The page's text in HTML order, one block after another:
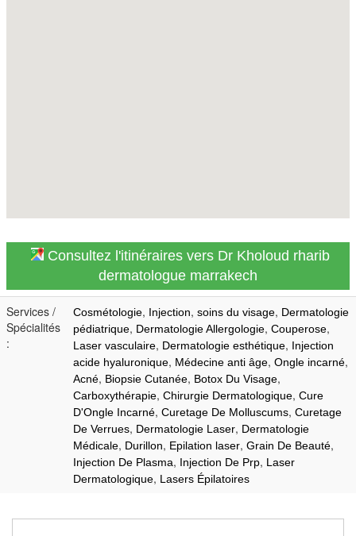
Consultez l'itinéraires vers Dr Kholoud rharib
dermatologue marrakech
Services /
Spécialités
:
Cosmétologie, Injection, soins du visage, Dermatologie
pédiatrique, Dermatologie Allergologie, Couperose,
Laser vasculaire, Dermatologie esthétique, Injection
acide hyaluronique, Médecine anti âge, Ongle incarné,
Acné, Biopsie Cutanée, Botox Du Visage,
Carboxythérapie, Chirurgie Dermatologique, Cure
D'Ongle Incarné, Curetage De Molluscums, Curetage
De Verrues, Dermatologie Laser, Dermatologie
Médicale, Durillon, Epilation laser, Grain De Beauté,
Injection De Plasma, Injection De Prp, Laser
Dermatologique, Lasers Épilatoires